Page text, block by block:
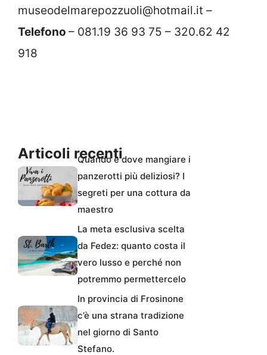
museodelmarepozzuoli@hotmail.it –
Telefono – 081.19 36 93 75 – 320.62 42
918
Articoli recentiQuando e dove mangiare i
panzerotti più deliziosi? I
segreti per una cottura da
maestro
La meta esclusiva scelta
da Fedez: quanto costa il
vero lusso e perché non
potremmo permettercelo
In provincia di Frosinone
c’è una strana tradizione
nel giorno di Santo
Stefano.